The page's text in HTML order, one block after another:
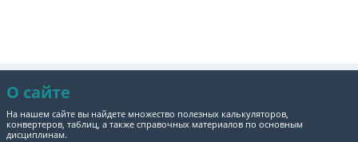
О сайте
На нашем сайте вы найдете множество полезных калькуляторов,
конвертеров, таблиц, а также справочных материалов по основным
дисциплинам.